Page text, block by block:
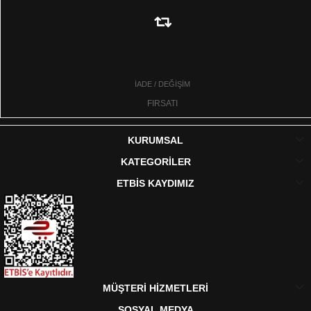
Kristal taşlar cam materyalden kesilip törpülenerek üretilmektedir. Ana
sayesinde göz alıcı tasarımlar ortaya çıkmaktadır. Kristal taşlı taçların
Kristal Taşlı Taçlar Modelleri ve Fiyatları
Kristal taşlı taçların pek çok farklı çeşidi bulunmaktadır. Saç aksesuarı
olarakta tasarlanabilirler, klasik taç şeklinde de tasarlanabilirler.
taşlı taçlarözel metal akşamlara işlenirler, kolay eğilip bükülebildikleri
için her saç tasarımına uygun olarak şekil alabilirler. Bu yüzden taca
İADE / DEĞİŞİM
FIRSATI
KURUMSAL
KATEGORİLER
ETBİS KAYDIMIZ
MÜŞTERİ HİZMETLERİ